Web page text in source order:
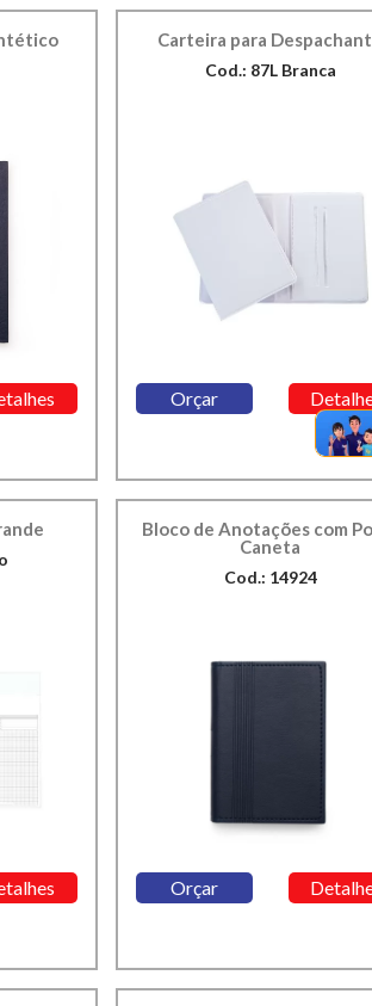
Carteira para
Cod.: 87L Branca
Orçar
Bloco de Anotações com
Caneta
Cod.: 14924
Orçar